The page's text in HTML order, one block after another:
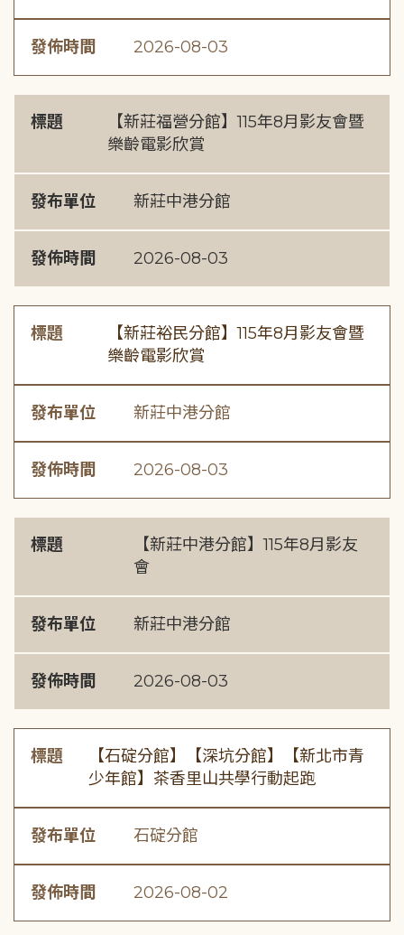
發佈時間 2026-08-03
標題
【新莊福營分館】115年8月影友會暨
樂齡電影欣賞
發布單位 新莊中港分館
發佈時間 2026-08-03
標題
【新莊裕民分館】115年8月影友會暨
樂齡電影欣賞
發布單位 新莊中港分館
發佈時間 2026-08-03
標題
【新莊中港分館】115年8月影友
會
發布單位 新莊中港分館
發佈時間 2026-08-03
標題
【石碇分館】【深坑分館】【新北市青
少年館】茶香里山共學行動起跑
發布單位 石碇分館
發佈時間 2026-08-02